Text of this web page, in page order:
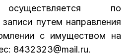
по
путем направления
с имуществом на
8432323@mail.ru.